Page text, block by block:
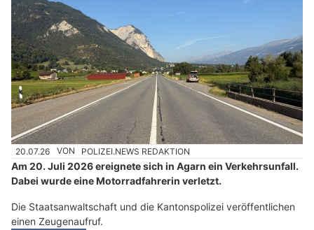
20.07.26 VON POLIZEI.NEWS REDAKTION
Am 20. Juli 2026 ereignete sich in Agarn ein Verkehrsunfall.
Dabei wurde eine Motorradfahrerin verletzt.
Die Staatsanwaltschaft und die Kantonspolizei veröffentlichen
einen Zeugenaufruf.